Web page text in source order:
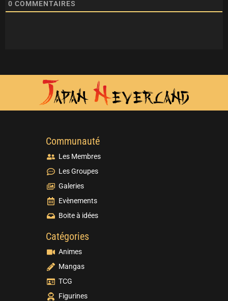
0 COMMENTAIRES
Communauté
Les Membres
Les Groupes
Galeries
Evènements
Boite à idées
Catégories
Animes
Mangas
TCG
Figurines